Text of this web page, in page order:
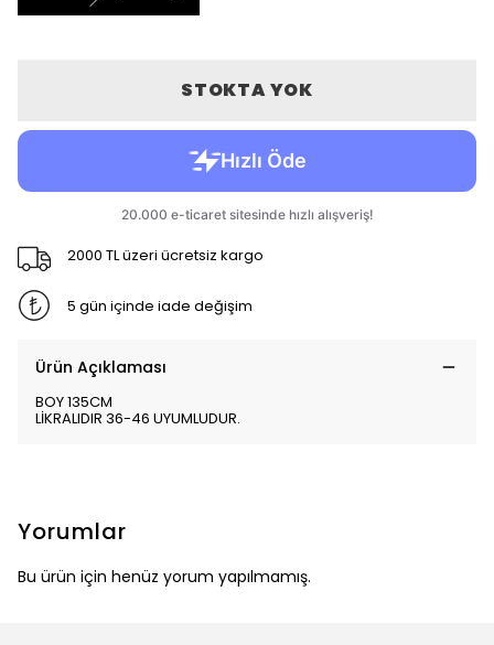
STOKTA YOK
2000 TL üzeri ücretsiz kargo
5 gün içinde iade değişim
Ürün Açıklaması
BOY 135CM
LİKRALIDIR 36-46 UYUMLUDUR.
Yorumlar
Bu ürün için henüz yorum yapılmamış.